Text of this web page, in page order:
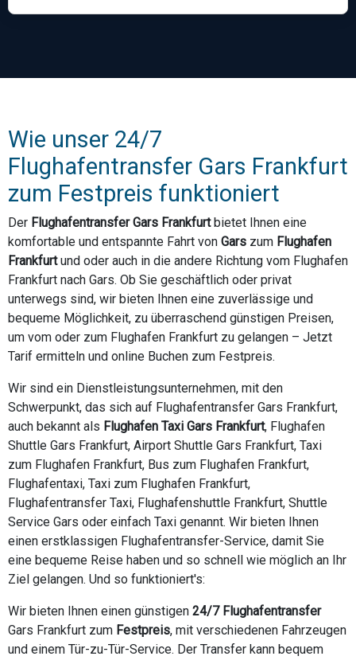
Wie unser 24/7
Flughafentransfer Gars Frankfurt
zum Festpreis funktioniert
Der Flughafentransfer Gars Frankfurtbietet Ihnen eine
komfortable und entspannte Fahrt von Gars zum Flughafen
Frankfurtund oder auch in die andere Richtung vom Flughafen
Frankfurt nach Gars. Ob Sie geschäftlich oder privat
unterwegs sind, wir bieten Ihnen eine zuverlässige und
bequeme Möglichkeit, zu überraschend günstigen Preisen,
um vom oder zum Flughafen Frankfurt zu gelangen – Jetzt
Tarif ermitteln und online Buchen zum Festpreis.
Wir sind ein Dienstleistungsunternehmen, mit den
Schwerpunkt, das sich auf Flughafentransfer Gars Frankfurt,
auch bekannt als Flughafen Taxi Gars Frankfurt, Flughafen
Shuttle Gars Frankfurt, Airport Shuttle Gars Frankfurt, Taxi
zum Flughafen Frankfurt, Bus zum Flughafen Frankfurt,
Flughafentaxi, Taxi zum Flughafen Frankfurt,
Flughafentransfer Taxi, Flughafenshuttle Frankfurt, Shuttle
Service Gars oder einfach Taxi genannt. Wir bieten Ihnen
einen erstklassigen Flughafentransfer-Service, damit Sie
eine bequeme Reise haben und so schnell wie möglich an Ihr
Ziel gelangen. Und so funktioniert's:
Wir bieten Ihnen einen günstigen 24/7 Flughafentransfer
Gars Frankfurt zum Festpreis, mit verschiedenen Fahrzeugen
und einem Tür-zu-Tür-Service. Der Transfer kann bequem